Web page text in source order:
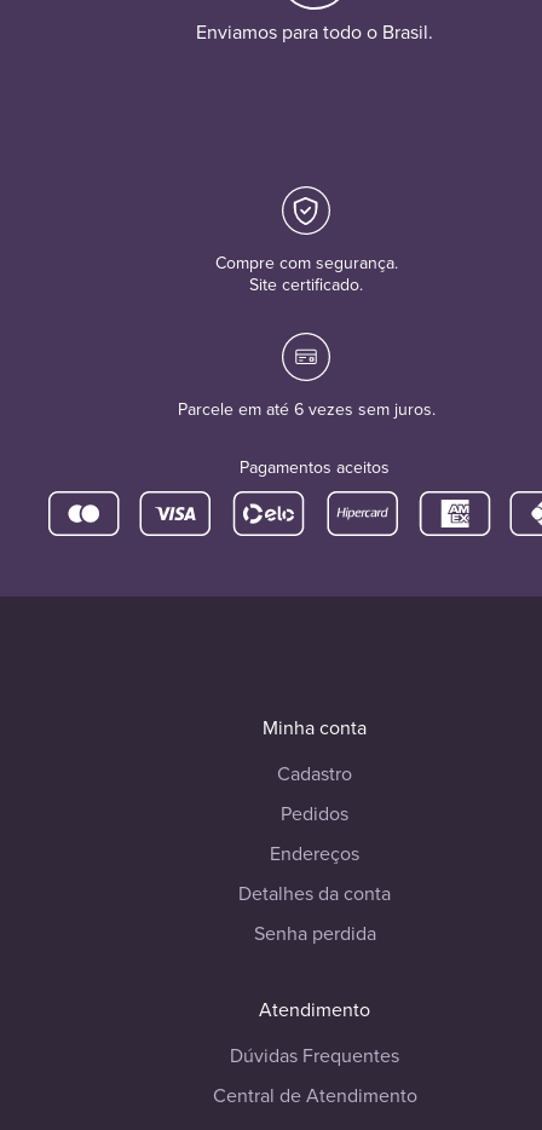
Enviamos para todo o Brasil.
Compre com segurança.
Site certificado.
Parcele em até 6 vezes sem juros.
Pagamentos aceitos
Minha conta
Cadastro
Pedidos
Endereços
Detalhes da conta
Senha perdida
Atendimento
Dúvidas Frequentes
Central de Atendimento